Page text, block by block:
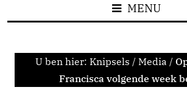
MENU
U ben hier: Knipsels / Media /
Francisca volgende week